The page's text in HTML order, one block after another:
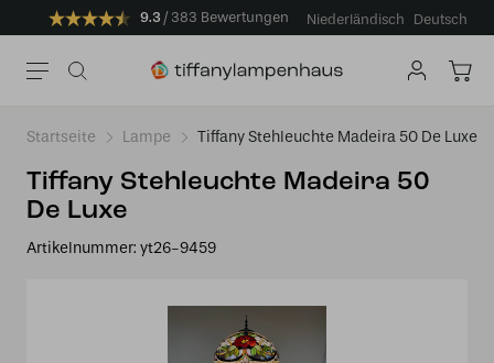
9.3 383 Bewertungen Niederländisch Deutsch
Startseite Lampe Tiffany Stehleuchte Madeira 50 De Luxe
Tiffany Stehleuchte Madeira 50
De Luxe
Artikelnummer: yt26-9459